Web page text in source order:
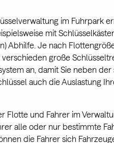
im Fuhrpark
mit
Abhilfe. Je nach
große
an, damit Sie neben
auch die Auslastung
Flotte und Fahrer im
alle oder nur bestimmte
die Fahrer sich